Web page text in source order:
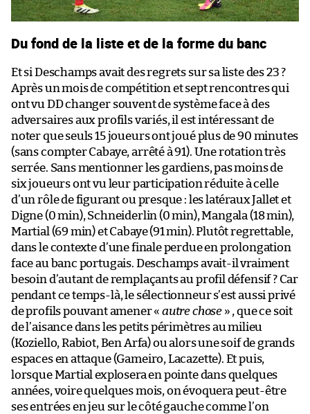
Du fond de la liste et de la forme du banc
Et si Deschamps avait des regrets sur sa liste des 23 ?
Après un mois de compétition et sept rencontres qui
ont vu DD changer souvent de système face à des
adversaires aux profils variés, il est intéressant de
noter que seuls 15 joueurs ont joué plus de 90 minutes
(sans compter Cabaye, arrêté à 91). Une rotation très
serrée. Sans mentionner les gardiens, pas moins de
six joueurs ont vu leur participation réduite à celle
d’un rôle de figurant ou presque : les latéraux Jallet et
Digne (0 min), Schneiderlin (0 min), Mangala (18 min),
Martial (69 min) et Cabaye (91 min). Plutôt regrettable,
dans le contexte d’une finale perdue en prolongation
face au banc portugais. Deschamps avait-il vraiment
besoin d’autant de remplaçants au profil défensif ? Car
pendant ce temps-là, le sélectionneur s’est aussi privé
de profils pouvant amener « autre chose » , que ce soit
de l’aisance dans les petits périmètres au milieu
(Koziello, Rabiot, Ben Arfa) ou alors une soif de grands
espaces en attaque (Gameiro, Lacazette). Et puis,
lorsque Martial explosera en pointe dans quelques
années, voire quelques mois, on évoquera peut-être
ses entrées en jeu sur le côté gauche comme l’on